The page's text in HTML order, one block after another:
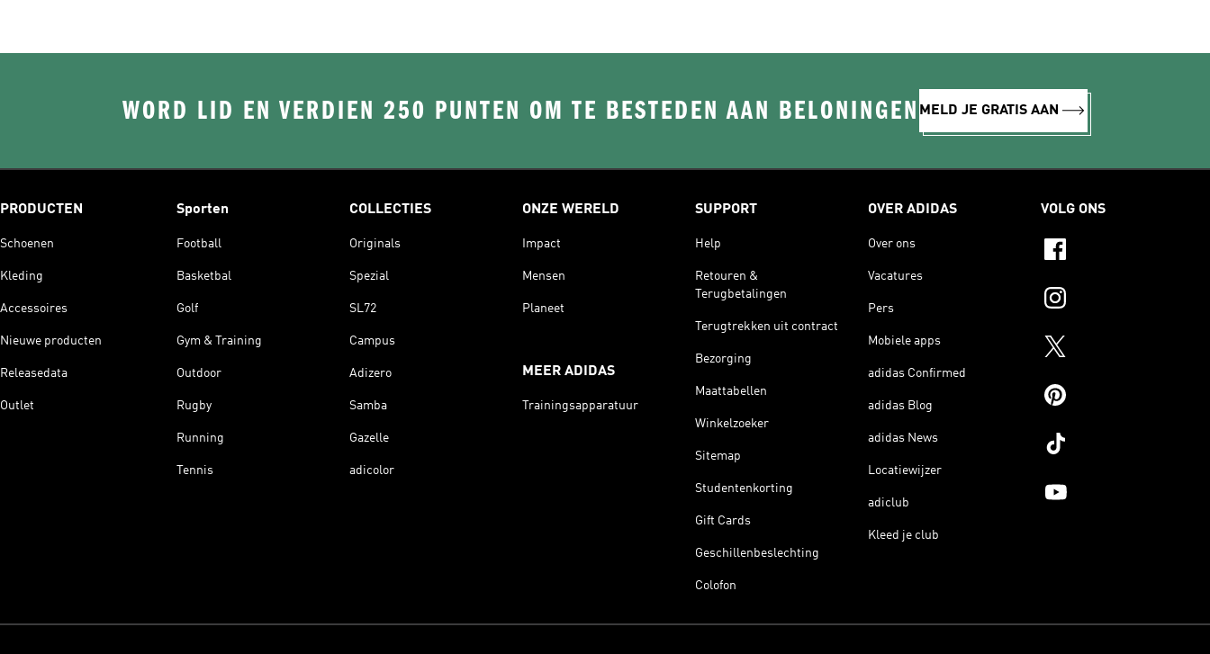
WORD LID EN VERDIEN 250 PUNTEN OM TE BESTEDEN AAN BELONINGEN MELD JE GRATIS AAN
PRODUCTEN
Schoenen
Kleding
Accessoires
Nieuwe producten
Releasedata
Outlet
Sporten
Football
Basketbal
Golf
Gym & Training
Outdoor
Rugby
Running
Tennis
COLLECTIES
Originals
Spezial
SL72
Campus
Adizero
Samba
Gazelle
adicolor
ONZE WERELD
Impact
Mensen
Planeet
MEER ADIDAS
Trainingsapparatuur
SUPPORT
Help
Retouren &
Terugbetalingen
Terugtrekken uit contract
Bezorging
Maattabellen
Winkelzoeker
Sitemap
Studentenkorting
Gift Cards
Geschillenbeslechting
Colofon
OVER ADIDAS
Over ons
Vacatures
Pers
Mobiele apps
adidas Confirmed
adidas Blog
adidas News
Locatiewijzer
adiclub
Kleed je club
VOLG ONS